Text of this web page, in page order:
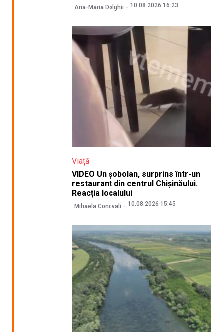
Ana-Maria Dolghii 10.08.2026 16:23
Viață
VIDEO Un șobolan, surprins într-un
restaurant din centrul Chișinăului.
Reacția localului
Mihaela Conovali 10.08.2026 15:45